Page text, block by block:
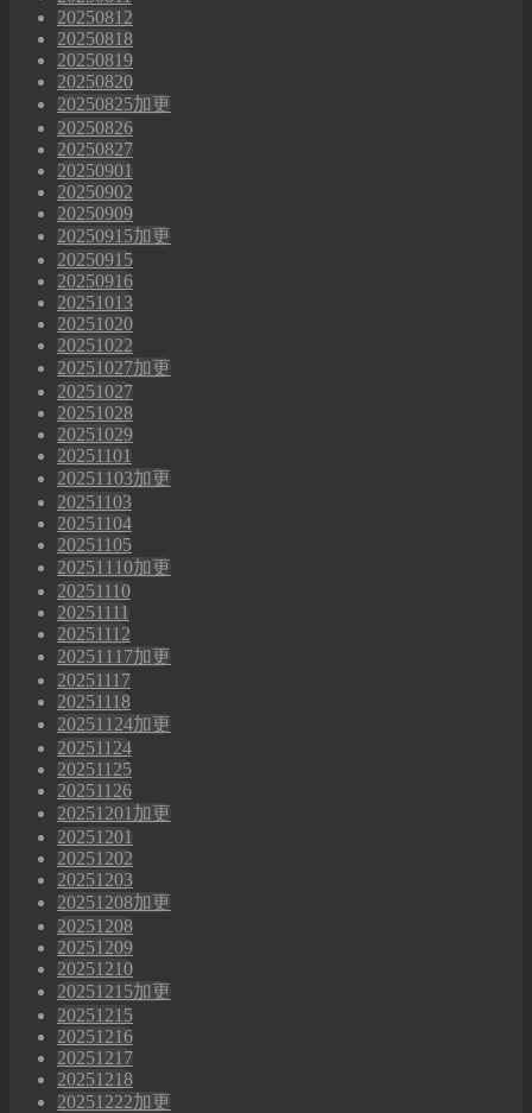
20250812
20250818
20250819
20250820
20250825加更
20250826
20250827
20250901
20250902
20250909
20250915加更
20250915
20250916
20251013
20251020
20251022
20251027加更
20251027
20251028
20251029
20251101
20251103加更
20251103
20251104
20251105
20251110加更
20251110
20251111
20251112
20251117加更
20251117
20251118
20251124加更
20251124
20251125
20251126
20251201加更
20251201
20251202
20251203
20251208加更
20251208
20251209
20251210
20251215加更
20251215
20251216
20251217
20251218
20251222加更